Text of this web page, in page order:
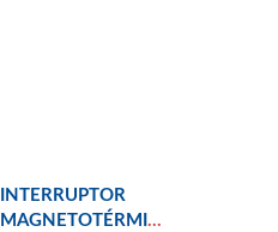
INTERRUPTOR
MAGNETOTÉRMICO